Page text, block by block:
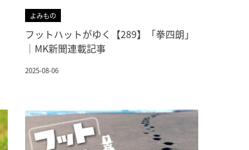
よみもの
フットハットがゆく【289】「拳四朗」
｜MK新聞連載記事
2025-08-06